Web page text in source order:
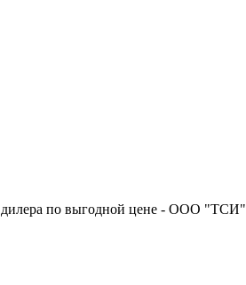
дилера по выгодной цене - ООО "ТСИ"